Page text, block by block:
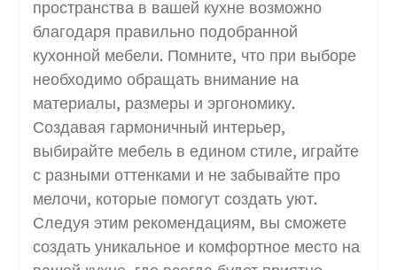
пространства в вашей кухне возможно
благодаря правильно подобранной
кухонной мебели. Помните, что при выборе
необходимо обращать внимание на
материалы, размеры и эргономику.
Создавая гармоничный интерьер,
выбирайте мебель в едином стиле, играйте
с разными оттенками и не забывайте про
мелочи, которые помогут создать уют.
Следуя этим рекомендациям, вы сможете
создать уникальное и комфортное место на